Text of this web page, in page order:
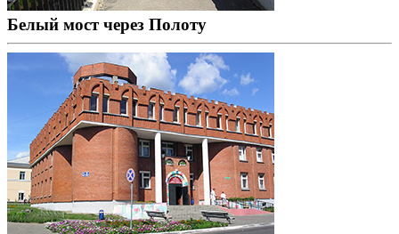
Белый мост через Полоту